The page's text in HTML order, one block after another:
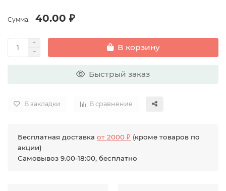
Сумма: 40.00 ₽
В корзину
Быстрый заказ
В закладки В сравнение
Бесплатная доставка от 2000 ₽ (кроме товаров по
акции)
Самовывоз 9.00-18:00, бесплатно